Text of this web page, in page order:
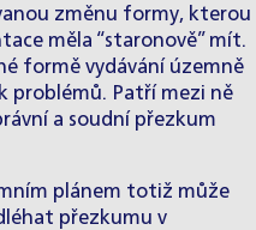
změnu formy, kterou
měla “staronově” mít.
formě vydávání územně
problémů. Patří mezi ně
a soudní přezkum
plánem totiž může
přezkumu v